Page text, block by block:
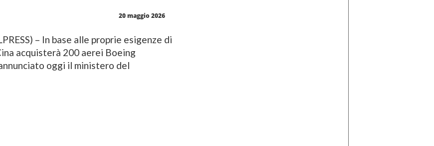
20 maggio 2026
– In base alle proprie esigenze di
acquisterà 200 aerei Boeing
oggi il ministero del